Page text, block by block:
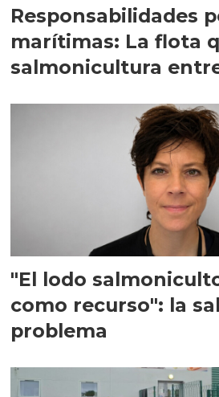
Responsabilidades
marítimas: La flota
salmonicultura
"El lodo
como recurso": la
problema